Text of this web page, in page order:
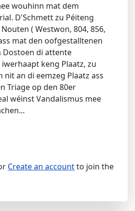
wouhinn mat dem
D'Schmett zu Péiteng
( Westwon, 804, 856,
mat den oofgestalltenen
Dostoen di attente
keng Plaatz, zu
nit an di eemzeg Plaatz ass
Triage op den 80er
wéinst Vandalismus mee
Create an accountto join the